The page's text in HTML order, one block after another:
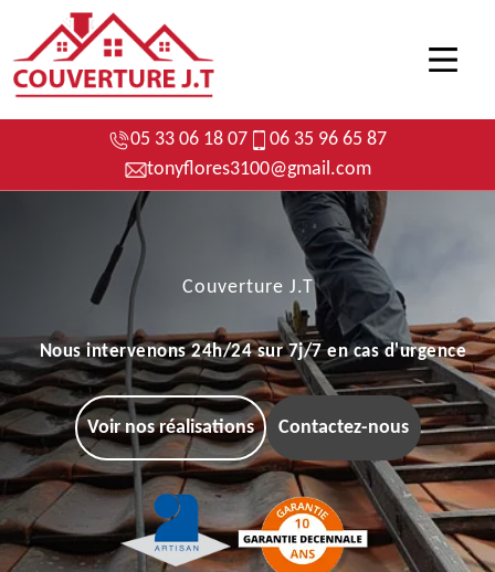
05 33 06 18 07
06 35 96 65 87
tonyflores3100@gmail.com
Couverture J.T
Nous intervenons 24h/24 sur 7j/7 en cas d'urgence
Voir nos réalisations Contactez-nous